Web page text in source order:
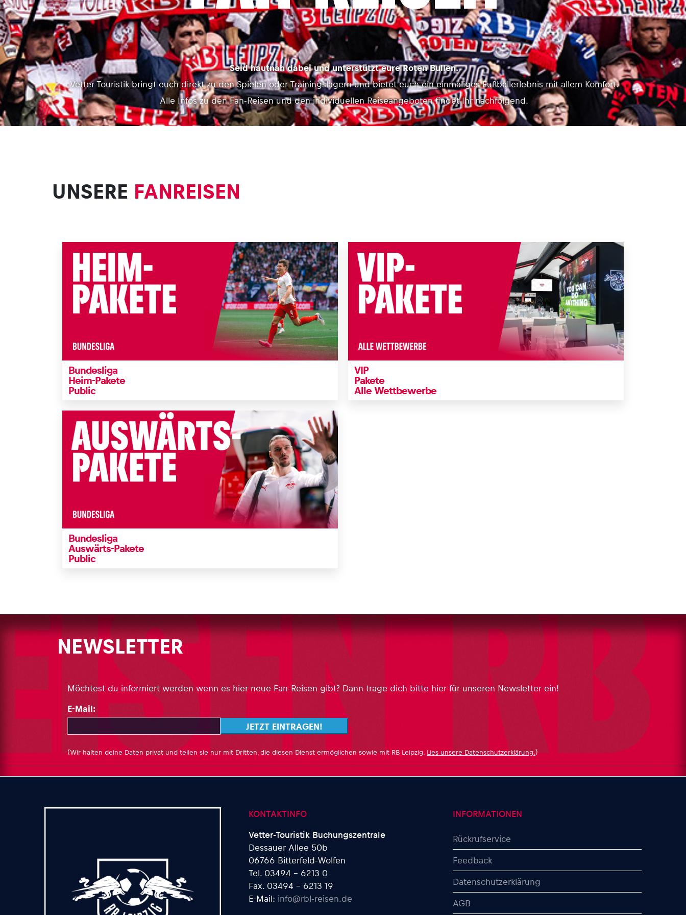
Seid hautnah dabei und unterstützt eure Roten Bullen.
Vetter Touristik bringt euch direkt zu den Spielen oder Trainingslagern und bietet euch ein einmaliges Fußballerlebnis mit allem Komfort.
Alle Infos zu den Fan-Reisen und den individuellen Reiseangeboten findet Ihr nachfolgend.
UNSERE FANREISEN
Bundesliga
Heim-Pakete
Public
VIP
Pakete
Alle Wettbewerbe
Bundesliga
Auswärts-Pakete
Public
NEWSLETTER
Möchtest du informiert werden wenn es hier neue Fan-Reisen gibt? Dann trage dich bitte hier für unseren Newsletter ein!
E-Mail:
(Wir halten deine Daten privat und teilen sie nur mit Dritten, die diesen Dienst ermöglichen sowie mit RB Leipzig. Lies unsere Datenschutzerklärung.)
KONTAKTINFO
Vetter-Touristik Buchungszentrale
Dessauer Allee 50b
06766 Bitterfeld-Wolfen
Tel. 03494 - 6213 0
Fax. 03494 - 6213 19
E-Mail: info@rbl-reisen.de
INFORMATIONEN
Rückrufservice
Feedback
Datenschutzerklärung
AGB